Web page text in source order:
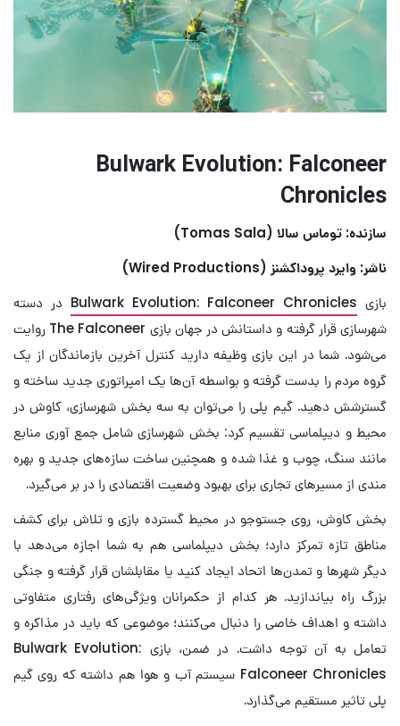
Bulwark Evolution: Falconeer
Chronicles
سازنده: توماس سالا (Tomas Sala)
ناشر: وایرد پروداکشنز (Wired Productions)
بازی Bulwark Evolution: Falconeer Chronicles در دسته
شهرسازی قرار گرفته و داستانش در جهان بازی The Falconeer روایت
می‌شود. شما در این بازی وظیفه دارید کنترل آخرین بازماندگان از یک
گروه مردم را بدست گرفته و بواسطه آن‌ها یک امپراتوری جدید ساخته و
گسترشش دهید. گیم پلی را می‌توان به سه بخش شهرسازی، کاوش در
محیط و دیپلماسی تقسیم کرد: بخش شهرسازی شامل جمع آوری منابع
مانند سنگ، چوب و غذا شده و همچنین ساخت سازه‌های جدید و بهره
مندی از مسیرهای تجاری برای بهبود وضعیت اقتصادی را در بر می‌گیرد.
بخش کاوش، روی جستوجو در محیط گسترده بازی و تلاش برای کشف
مناطق تازه تمرکز دارد؛ بخش دیپلماسی هم به شما اجازه می‌دهد با
دیگر شهرها و تمدن‌ها اتحاد ایجاد کنید یا مقابلشان قرار گرفته و جنگی
بزرگ راه بیاندازید. هر کدام از حکمرانان ویژگی‌های رفتاری متفاوتی
داشته و اهداف خاصی را دنبال می‌کنند؛ موضوعی که باید در مذاکره و
تعامل به آن توجه داشت. در ضمن، بازی Bulwark Evolution:
Falconeer Chronicles سیستم آب و هوا هم داشته که روی گیم
پلی تاثیر مستقیم می‌گذارد.